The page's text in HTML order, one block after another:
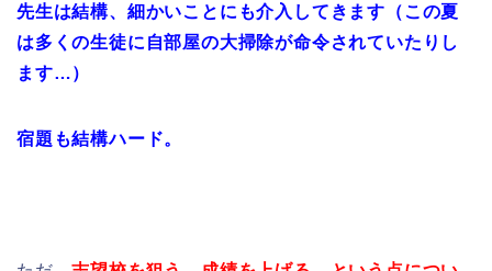
先生は結構、細かいことにも介入してきます（この夏
は多くの生徒に自部屋の大掃除が命令されていたりし
ます…）
宿題も結構ハード。